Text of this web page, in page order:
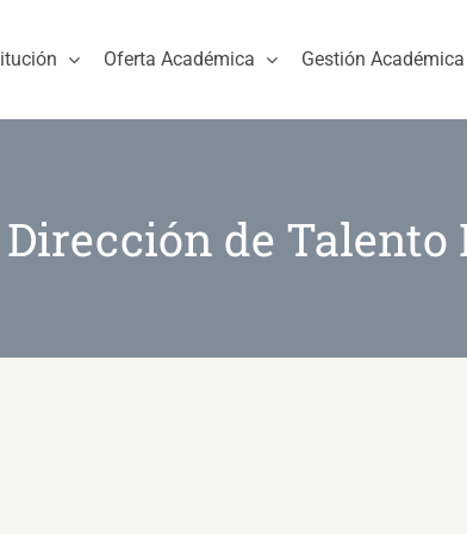
Oferta Académica Gestión Académica
de Talento